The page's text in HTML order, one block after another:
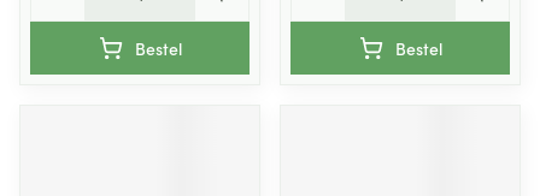
Bestel Bestel